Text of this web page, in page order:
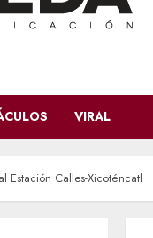
VIRAL
Estación Calles-Xicoténcatl